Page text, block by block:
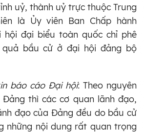
uỷ, thành uỷ trực thuộc Trung
là Ủy viên Ban Chấp hành
hội đại biểu toàn quốc chỉ phê
bầu cử ở đại hội đảng bộ
báo cáo Đại hội: Theo nguyên
thì các cơ quan lãnh đạo,
đạo của Đảng đều do bầu cử
những nội dung rất quan trọng